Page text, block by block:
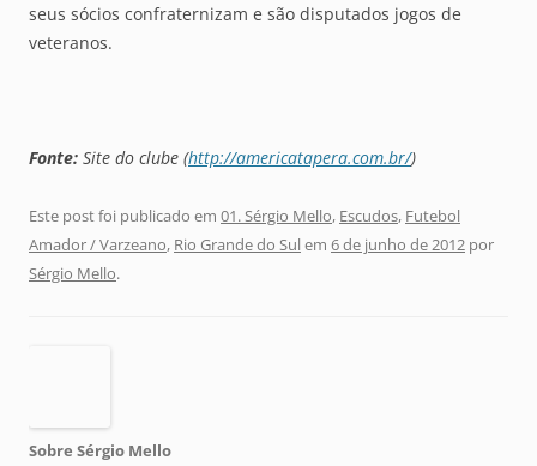
seus sócios confraternizam e são disputados jogos de
veteranos.
Fonte: Site do clube (http://americatapera.com.br/)
Este post foi publicado em 01. Sérgio Mello, Escudos, Futebol
Amador / Varzeano, Rio Grande do Sulem 6 de junho de 2012 por
Sérgio Mello.
Sobre Sérgio Mello